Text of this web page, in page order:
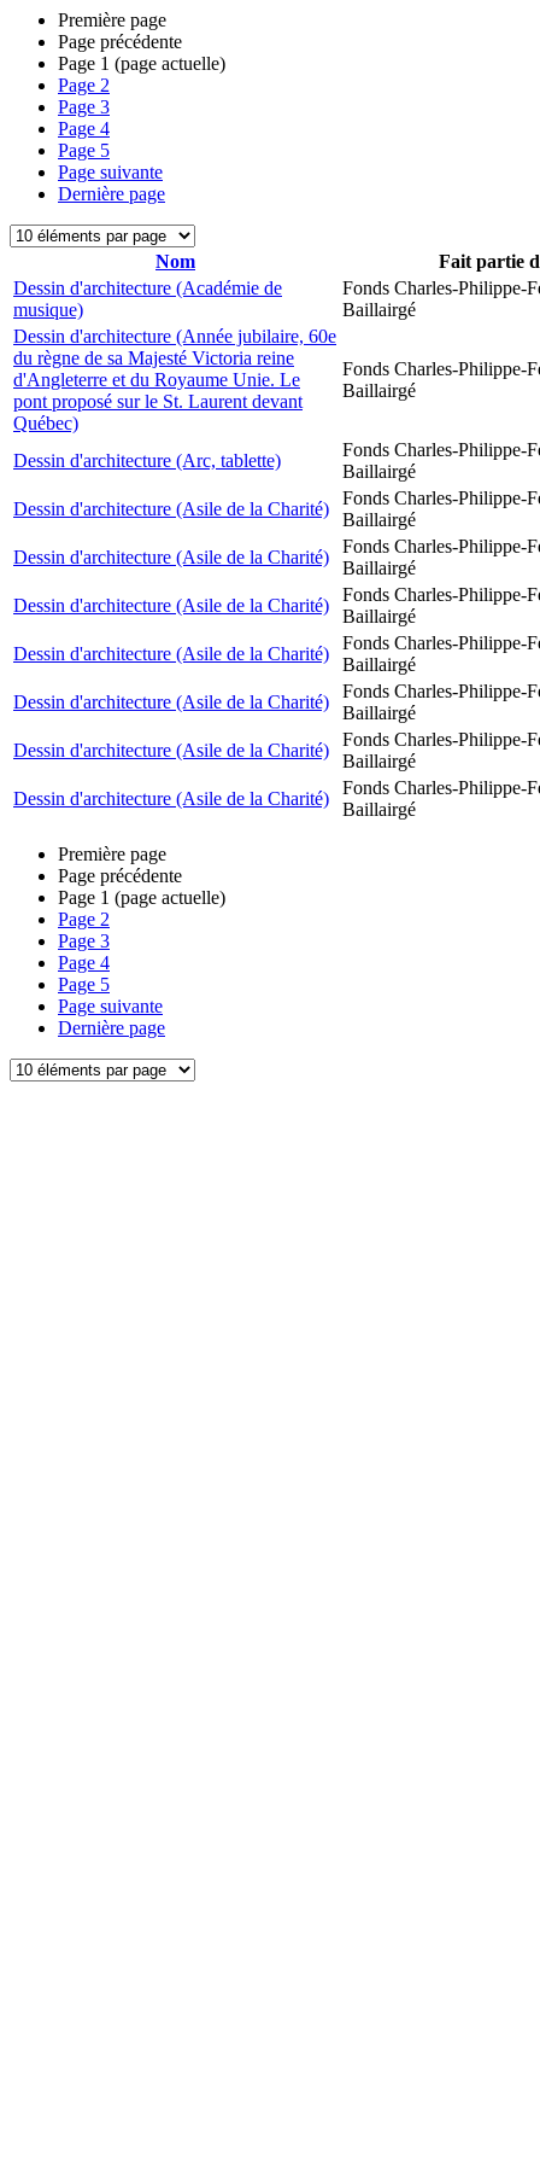
Première page
Page précédente
Page 1 (page actuelle)
Page 2
Page 3
Page 4
Page 5
Page suivante
Dernière page
Nom
Fait partie
Dessin d'architecture (Académie de
musique)
Fonds Charles-Philippe-
Baillairgé
Dessin d'architecture (Année jubilaire, 60e
du règne de sa Majesté Victoria reine
d'Angleterre et du Royaume Unie. Le
pont proposé sur le St. Laurent devant
Québec)
Fonds Charles-Philippe-
Baillairgé
Dessin d'architecture (Arc, tablette)
Fonds Charles-Philippe-
Baillairgé
Dessin d'architecture (Asile de la Charité)
Fonds Charles-Philippe-
Baillairgé
Dessin d'architecture (Asile de la Charité)
Fonds Charles-Philippe-
Baillairgé
Dessin d'architecture (Asile de la Charité)
Fonds Charles-Philippe-
Baillairgé
Dessin d'architecture (Asile de la Charité)
Fonds Charles-Philippe-
Baillairgé
Dessin d'architecture (Asile de la Charité)
Fonds Charles-Philippe-
Baillairgé
Dessin d'architecture (Asile de la Charité)
Fonds Charles-Philippe-
Baillairgé
Dessin d'architecture (Asile de la Charité)
Fonds Charles-Philippe-
Baillairgé
Première page
Page précédente
Page 1 (page actuelle)
Page 2
Page 3
Page 4
Page 5
Page suivante
Dernière page